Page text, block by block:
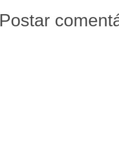
Postar